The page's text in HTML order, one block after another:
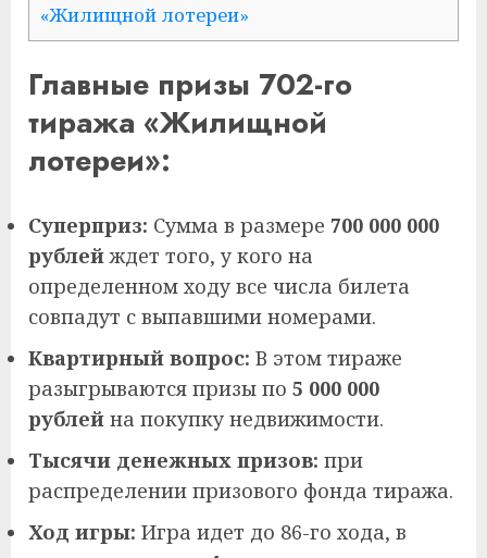
«Жилищной лотереи»
Главные призы 702-го
тиража «Жилищной
лотереи»:
Суперприз: Сумма в размере 700 000 000
рублейждет того, у кого на
определенном ходу все числа билета
совпадут с выпавшими номерами.
Квартирный вопрос: В этом тираже
разыгрываются призы по 5 000 000
рублей на покупку недвижимости.
Тысячи денежных призов: при
распределении призового фонда тиража.
Ход игры: Игра идет до 86-го хода, в